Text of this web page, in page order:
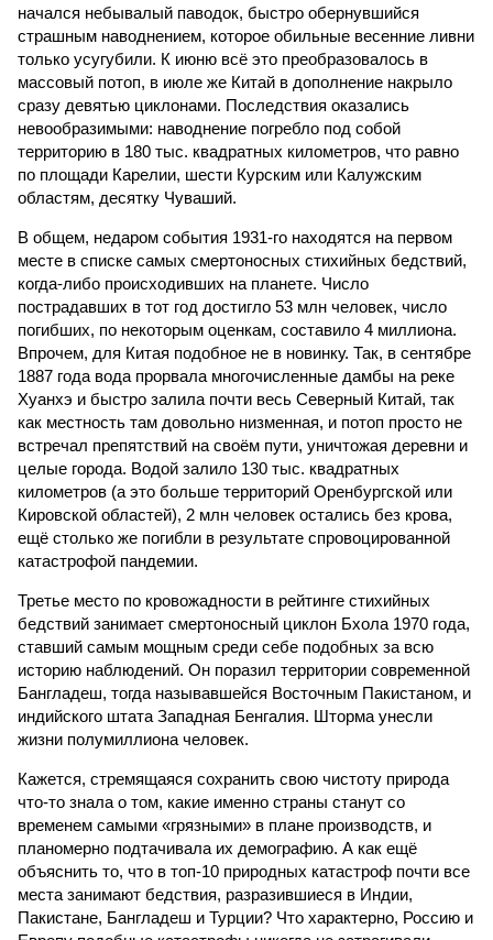
начался небывалый паводок, быстро обернувшийся
страшным наводнением, которое обильные весенние ливни
только усугубили. К июню всё это преобразовалось в
массовый потоп, в июле же Китай в дополнение накрыло
сразу девятью циклонами. Последствия оказались
невообразимыми: наводнение погребло под собой
территорию в 180 тыс. квадратных километров, что равно
по площади Карелии, шести Курским или Калужским
областям, десятку Чуваший.
В общем, недаром события 1931-го находятся на первом
месте в списке самых смертоносных стихийных бедствий,
когда-либо происходивших на планете. Число
пострадавших в тот год достигло 53 млн человек, число
погибших, по некоторым оценкам, составило 4 миллиона.
Впрочем, для Китая подобное не в новинку. Так, в сентябре
1887 года вода прорвала многочисленные дамбы на реке
Хуанхэ и быстро залила почти весь Северный Китай, так
как местность там довольно низменная, и потоп просто не
встречал препятствий на своём пути, уничтожая деревни и
целые города. Водой залило 130 тыс. квадратных
километров (а это больше территорий Оренбургской или
Кировской областей), 2 млн человек остались без крова,
ещё столько же погибли в результате спровоцированной
катастрофой пандемии.
Третье место по кровожадности в рейтинге стихийных
бедствий занимает смертоносный циклон Бхола 1970 года,
ставший самым мощным среди себе подобных за всю
историю наблюдений. Он поразил территории современной
Бангладеш, тогда называвшейся Восточным Пакистаном, и
индийского штата Западная Бенгалия. Шторма унесли
жизни полумиллиона человек.
Кажется, стремящаяся сохранить свою чистоту природа
что-то знала о том, какие именно страны станут со
временем самыми «грязными» в плане производств, и
планомерно подтачивала их демографию. А как ещё
объяснить то, что в топ-10 природных катастроф почти все
места занимают бедствия, разразившиеся в Индии,
Пакистане, Бангладеш и Турции? Что характерно, Россию и